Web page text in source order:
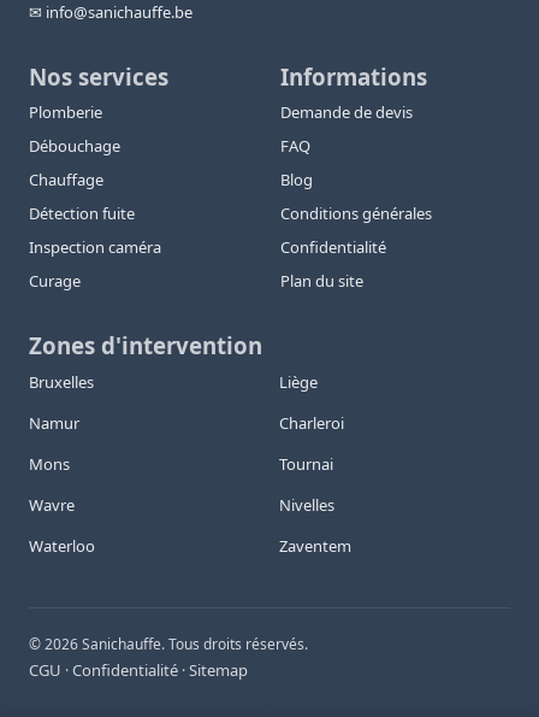
✉ info@sanichauffe.be
Nos services
Plomberie
Débouchage
Chauffage
Détection fuite
Inspection caméra
Curage
Informations
Demande de devis
FAQ
Blog
Conditions générales
Confidentialité
Plan du site
Zones d'intervention
Bruxelles
Liège
Namur
Charleroi
Mons
Tournai
Wavre
Nivelles
Waterloo
Zaventem
©2026Sanichauffe. Tous droits réservés.
CGU ·Confidentialité ·Sitemap